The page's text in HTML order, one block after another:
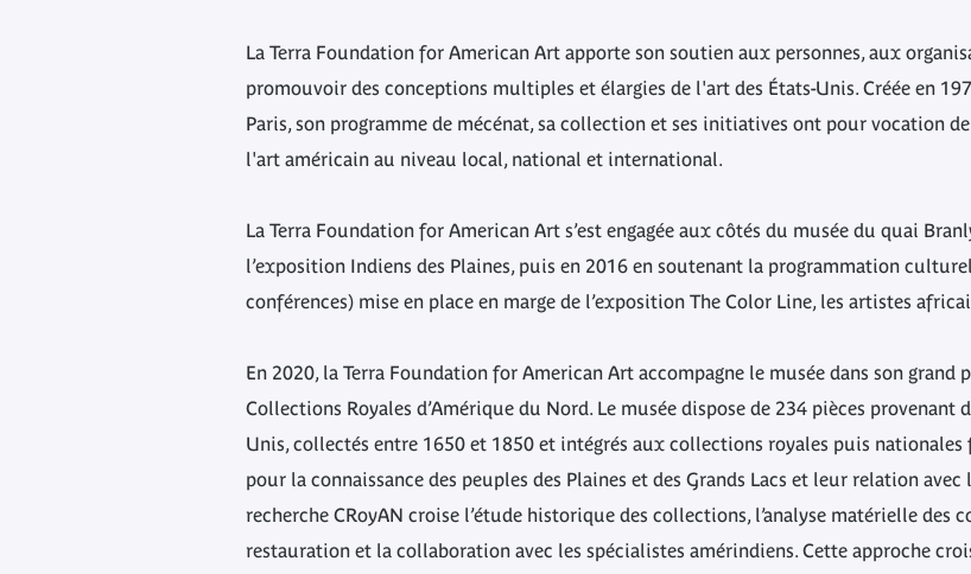
La Terra Foundation for American Art apporte son soutien aux personnes, aux
promouvoir des conceptions multiples et élargies de l'art des États-Unis. Créée en
Paris, son programme de mécénat, sa collection et ses initiatives ont pour vocation
l'art américain au niveau local, national et international.
La Terra Foundation for American Art s’est engagée aux côtés du musée du quai
l’exposition Indiens des Plaines, puis en 2016 en soutenant la programmation
conférences) mise en place en marge de l’exposition The Color Line, les artistes
En 2020, la Terra Foundation for American Art accompagne le musée dans son grand
Collections Royales d’Amérique du Nord. Le musée dispose de 234 pièces provenant
Unis, collectés entre 1650 et 1850 et intégrés aux collections royales puis nationales
pour la connaissance des peuples des Plaines et des Grands Lacs et leur relation
recherche CRoyAN croise l’étude historique des collections, l’analyse matérielle
restauration et la collaboration avec les spécialistes amérindiens. Cette approche